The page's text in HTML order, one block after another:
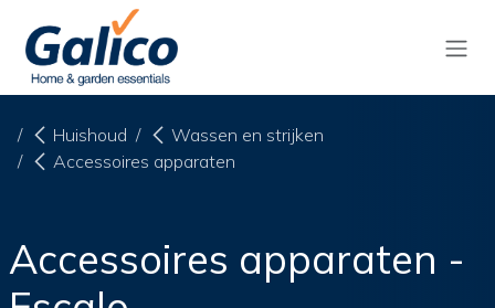
Overslaan naar inhoud
Huishoud
Wassen en strijken
Accessoires apparaten
Accessoires apparaten -